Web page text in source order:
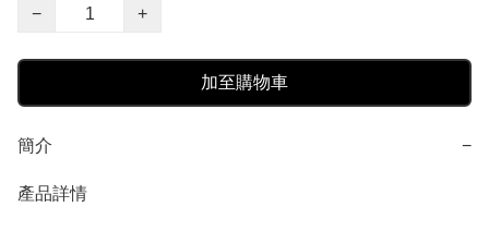
−
+
加至購物車
簡介 −
產品詳情